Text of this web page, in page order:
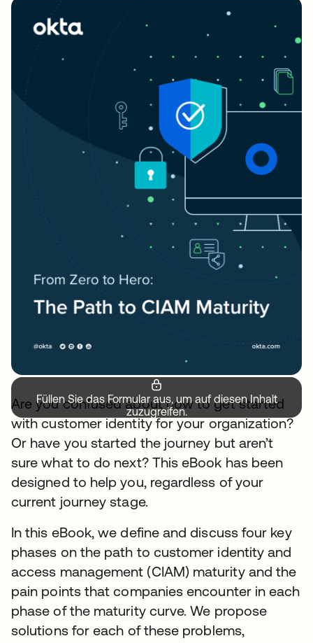
Füllen Sie das Formular aus, um auf diesen Inhalt
zuzugreifen.
Are you confused about how to get started
with customer identity for your organization?
Or have you started the journey but aren’t
sure what to do next? This eBook has been
designed to help you, regardless of your
current journey stage.
In this eBook, we define and discuss four key
phases on the path to customer identity and
access management (CIAM) maturity and the
pain points that companies encounter in each
phase of the maturity curve. We propose
solutions for each of these problems,